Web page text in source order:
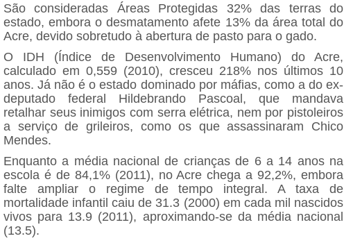
São consideradas Áreas Protegidas 32% das terras do
estado, embora o desmatamento afete 13% da área total do
Acre, devido sobretudo à abertura de pasto para o gado.
O IDH (Índice de Desenvolvimento Humano) do Acre,
calculado em 0,559 (2010), cresceu 218% nos últimos 10
anos. Já não é o estado dominado por máfias, como a do ex-
deputado federal Hildebrando Pascoal, que mandava
retalhar seus inimigos com serra elétrica, nem por pistoleiros
a serviço de grileiros, como os que assassinaram Chico
Mendes.
Enquanto a média nacional de crianças de 6 a 14 anos na
escola é de 84,1% (2011), no Acre chega a 92,2%, embora
falte ampliar o regime de tempo integral. A taxa de
mortalidade infantil caiu de 31.3 (2000) em cada mil nascidos
vivos para 13.9 (2011), aproximando-se da média nacional
(13.5).